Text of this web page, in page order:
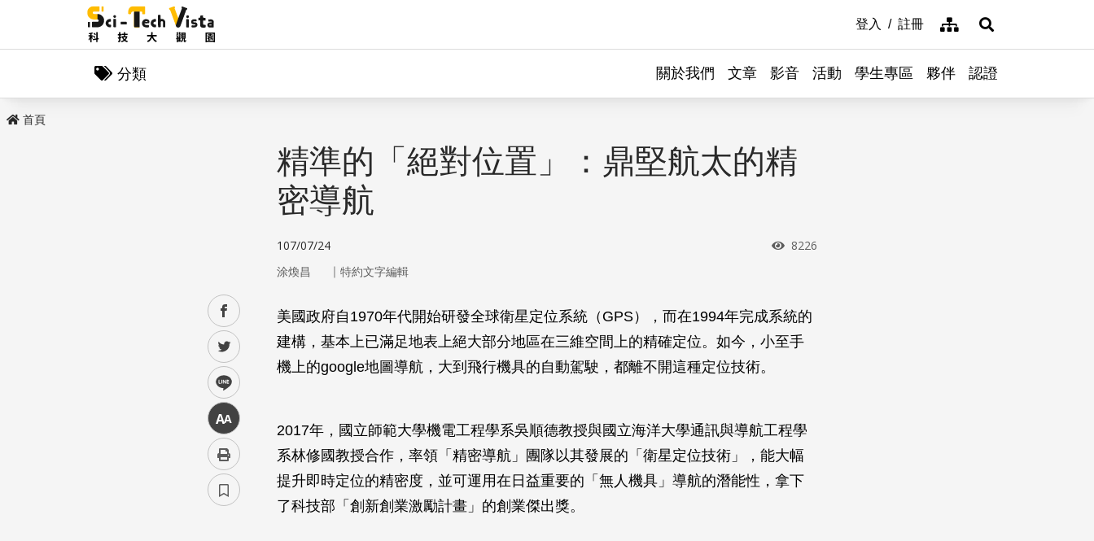
登入 註冊 網站導覽展開搜尋
分類 關於我們 文章 影音 活動 學生專區 夥伴 認證
首頁
facebook
twitter
line
中
精準的「絕對位置」：鼎堅航太的精
密導航
107/07/24 瀏覽次數
8226
涂煥昌 ｜ 特約文字編輯
美國政府自1970年代開始研發全球衛星定位系統（GPS），而在1994年完成系統的
建構，基本上已滿足地表上絕大部分地區在三維空間上的精確定位。如今，小至手
機上的google地圖導航，大到飛行機具的自動駕駛，都離不開這種定位技術。
2017年，國立師範大學機電工程學系吳順德教授與國立海洋大學通訊與導航工程學
系林修國教授合作，率領「精密導航」團隊以其發展的「衛星定位技術」，能大幅
提升即時定位的精密度，並可運用在日益重要的「無人機具」導航的潛能性，拿下
了科技部「創新創業激勵計畫」的創業傑出獎。